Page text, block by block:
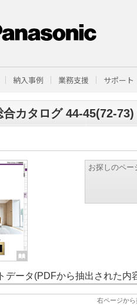
納入事例 業務支援 サポート
カタログ 44-45(72-73)
お探しのペー
データ(PDFから抽出された内
右ページか